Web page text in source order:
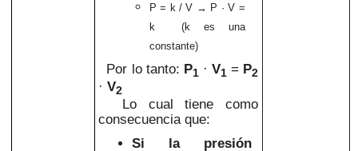
P = k / V → P · V =
k (k es una
constante)
Por lo tanto: P1 · V1 = P2
·V2
Lo cual tiene como
consecuencia que:
Si la presión